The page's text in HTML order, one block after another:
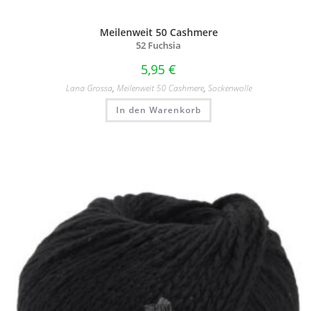
Meilenweit 50 Cashmere
52 Fuchsia
5,95 €
Lana Grossa, Meilenweit 50 Cashmere, Sockenwolle
In den Warenkorb